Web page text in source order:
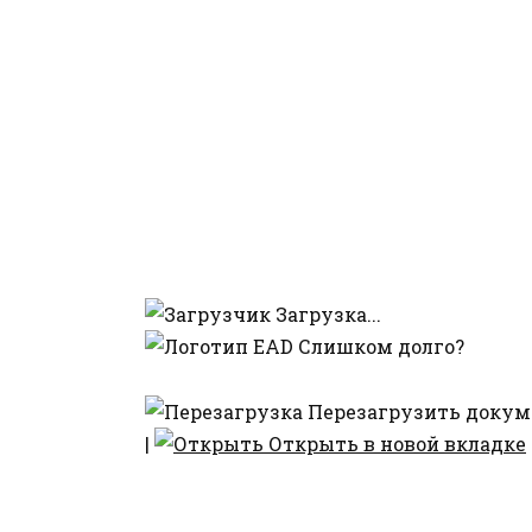
Загрузка...
Слишком долго?
Перезагрузить
|
Открыть в новой вкладке